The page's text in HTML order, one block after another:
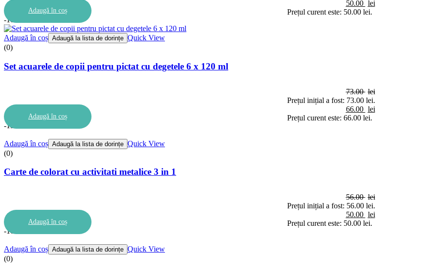
50.00 lei
Prețul curent este: 50.00 lei.
Adaugă în coș
-10%
Adaugă în coș Adaugă la lista de dorințe Quick View
(0)
Set acuarele de copii pentru pictat cu degetele 6 x 120 ml
73.00 lei
Prețul inițial a fost: 73.00 lei.
66.00 lei
Prețul curent este: 66.00 lei.
Adaugă în coș
-11%
Adaugă în coș Adaugă la lista de dorințe Quick View
(0)
Carte de colorat cu activitati metalice 3 in 1
56.00 lei
Prețul inițial a fost: 56.00 lei.
50.00 lei
Prețul curent este: 50.00 lei.
Adaugă în coș
-10%
Adaugă în coș Adaugă la lista de dorințe Quick View
(0)